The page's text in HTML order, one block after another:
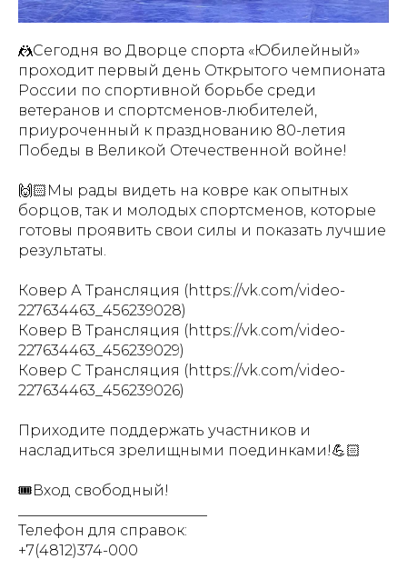
🤼Сегодня во Дворце спорта «Юбилейный»
проходит первый день Открытого чемпионата
России по спортивной борьбе среди
ветеранов и спортсменов-любителей,
приуроченный к празднованию 80-летия
Победы в Великой Отечественной войне!
🙌🏻Мы рады видеть на ковре как опытных
борцов, так и молодых спортсменов, которые
готовы проявить свои силы и показать лучшие
результаты.
Ковер А Трансляция (https://vk.com/video-
227634463_456239028)
Ковер В Трансляция (https://vk.com/video-
227634463_456239029)
Ковер С Трансляция (https://vk.com/video-
227634463_456239026)
Приходите поддержать участников и
насладиться зрелищными поединками!💪🏻
🎟️Вход свободный!
Телефон для справок:
+7(4812)374-000